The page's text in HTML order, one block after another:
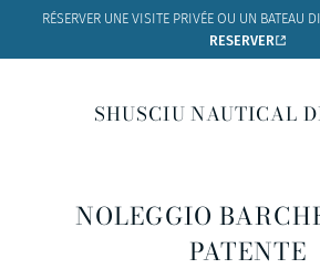
RÉSERVER UNE VISITE PRIVÉE OU UN BATEAU
RESERVER
SHUSCIU NAUTICAL
NOLEGGIO
PATENTE